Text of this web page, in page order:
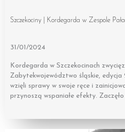
Szczekociny | Kordegarda w Zespole
31/01/2024
Kordegarda w Szczekocinach
Zabytekwojewództwo śląskie, edycja
wzięli sprawy w swoje ręce i
przynoszą wspaniałe efekty.